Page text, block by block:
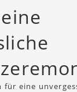
für eine